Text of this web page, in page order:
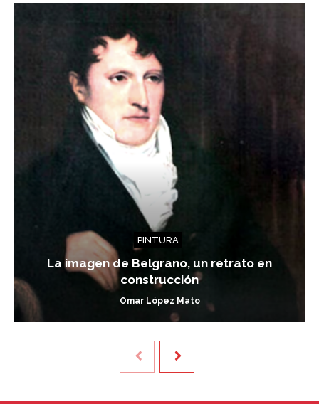
PINTURA
La imagen de Belgrano, un retrato en
construcción
Omar López Mato